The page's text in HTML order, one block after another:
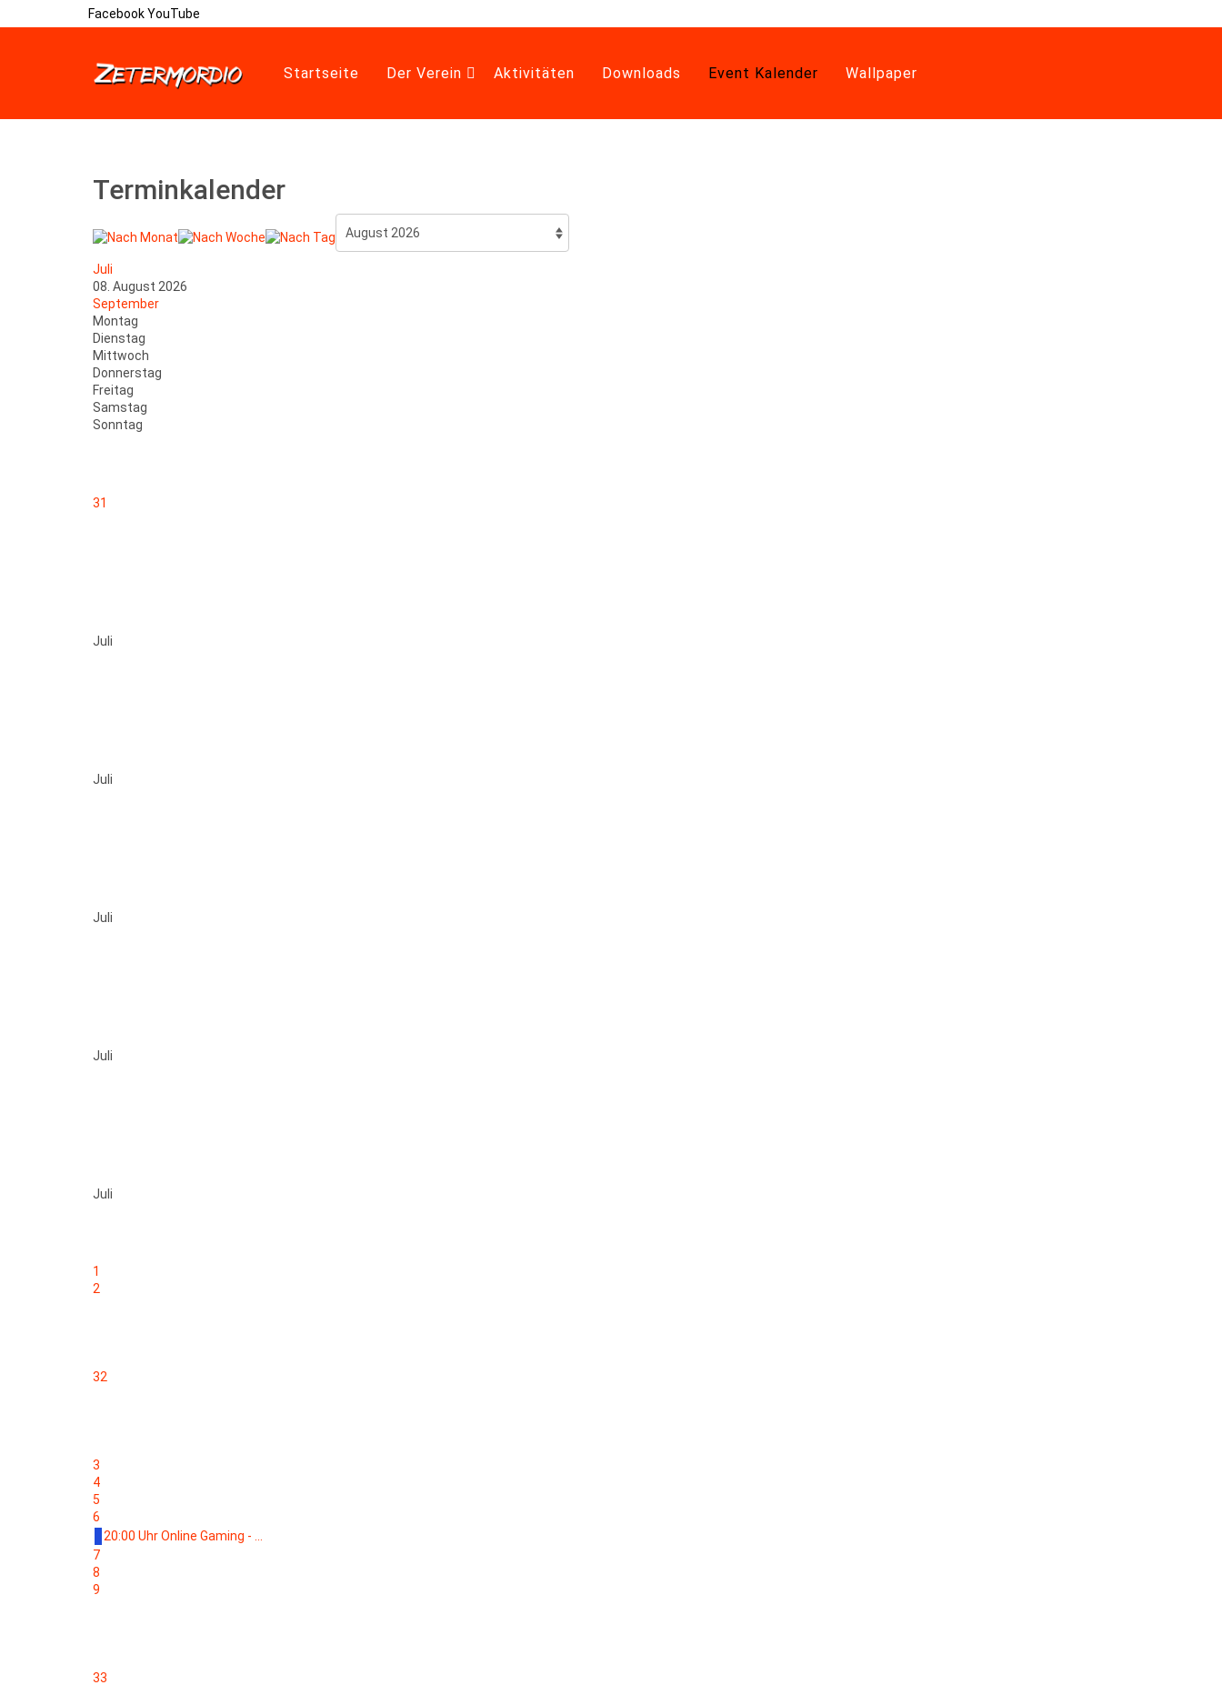
FacebookYouTube
Startseite Der Verein Aktivitäten Downloads Event Kalender Wallpaper
Terminkalender
Juli
08. August 2026
September
Montag
Dienstag
Mittwoch
Donnerstag
Freitag
Samstag
Sonntag
31
Juli
Juli
Juli
Juli
Juli
1
2
32
3
4
5
6
20:00 Uhr Online Gaming - ...
7
8
9
33